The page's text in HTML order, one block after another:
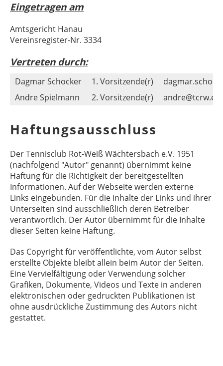
Eingetragen am
Amtsgericht Hanau
Vereinsregister-Nr. 3334
Vertreten durch:
Dagmar Schocker 1. Vorsitzende(r)
Andre Spielmann
2. Vorsitzende(r) andre@tcrw.eu
Haftungsausschluss
Der Tennisclub Rot-Weiß Wächtersbach e.V. 1951
(nachfolgend "Autor" genannt) übernimmt keine
Haftung für die Richtigkeit der bereitgestellten
Informationen. Auf der Webseite werden externe
Links eingebunden. Für die Inhalte der Links und ihrer
Unterseiten sind ausschließlich deren Betreiber
verantwortlich. Der Autor übernimmt für die Inhalte
dieser Seiten keine Haftung.
Das Copyright für veröffentlichte, vom Autor selbst
erstellte Objekte bleibt allein beim Autor der Seiten.
Eine Vervielfältigung oder Verwendung solcher
Grafiken, Dokumente, Videos und Texte in anderen
elektronischen oder gedruckten Publikationen ist
ohne ausdrückliche Zustimmung des Autors nicht
gestattet.